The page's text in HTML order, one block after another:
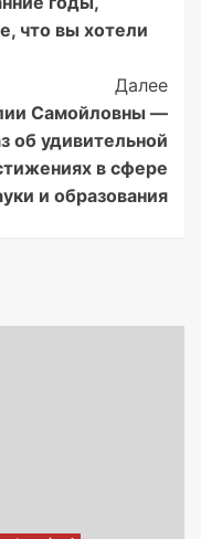
что вы хотели
Далее
Самойловны —
об удивительной
в сфере
и образования